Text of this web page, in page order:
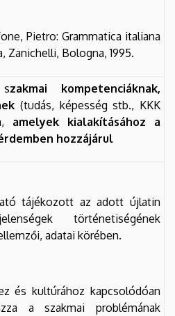
Pietro: Grammatica italiana
Bologna, 1995.
zakmai kompetenciáknak,
(tudás, képesség stb., KKK
amelyek kialakításához a
hozzájárul
tájékozott az adott újlatin
történetiségének
adatai körében.
és kultúrához kapcsolódóan
a szakmai problémának